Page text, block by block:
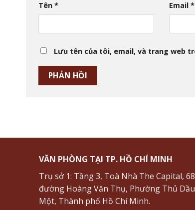
Tên * Email*
Lưu tên của tôi, email, và trang web
VĂN PHÒNG TẠI TP. HỒ CHÍ MINH
Trụ sở 1: Tầng 3, Toà Nhà The Capital, 68
đường Hoàng Văn Thụ, Phường Thủ Dầu
Một, Thành phố Hồ Chí Minh.